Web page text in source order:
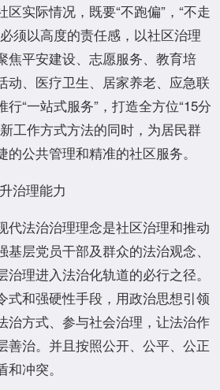
实际情况，既要“不跑偏”，“不走
须以高度的责任感，以社区治理
焦平安建设、志愿服务、教育培
动、医疗卫生、居家养老、应急联
“一站式服务”，打造全方位“15分
工作方式方法的同时，为居民群
公共管理和精准的社区服务。
治理能力
代法治治理理念是社区治理和推动
层党员干部及群众的法治观念、
理进入法治化轨道的必行之径。
式和强硬性手段，用政治思想引领
治方式、参与社会治理，让法治作
善治。并且按照公开、公平、公正
冲突。